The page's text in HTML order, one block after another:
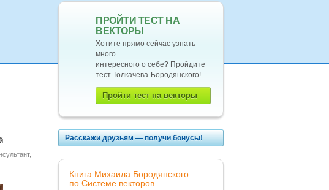
ПРОЙТИ ТЕСТ НА
ВЕКТОРЫ
Хотите прямо сейчас узнать
много
интересного о себе? Пройдите
тест Толкачева-Бородянского!
Пройти тест на векторы
Расскажи друзьям — получи бонусы!
Книга Михаила Бородянского
по Системе векторов